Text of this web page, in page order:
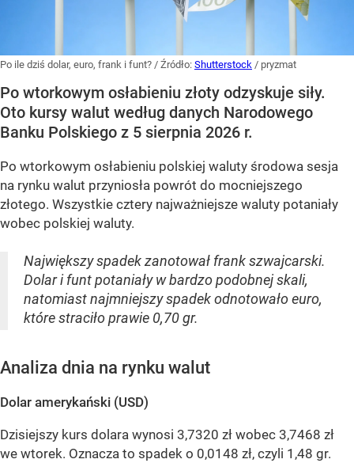
Po ile dziś dolar, euro, frank i funt? / Źródło: Shutterstock / pryzmat
Po wtorkowym osłabieniu złoty odzyskuje siły.
Oto kursy walut według danych Narodowego
Banku Polskiego z 5 sierpnia 2026 r.
Po wtorkowym osłabieniu polskiej waluty środowa sesja
na rynku walut przyniosła powrót do mocniejszego
złotego. Wszystkie cztery najważniejsze waluty potaniały
wobec polskiej waluty.
Największy spadek zanotował frank szwajcarski.
Dolar i funt potaniały w bardzo podobnej skali,
natomiast najmniejszy spadek odnotowało euro,
które straciło prawie 0,70 gr.
Analiza dnia na rynku walut
Dolar amerykański (USD)
Dzisiejszy kurs dolara wynosi 3,7320 zł wobec 3,7468 zł
we wtorek. Oznacza to spadek o 0,0148 zł, czyli 1,48 gr.